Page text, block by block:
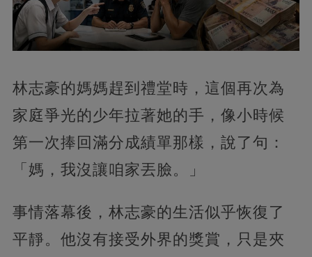
林志豪的媽媽趕到禮堂時，這個再次為
家庭爭光的少年拉著她的手，像小時候
第一次捧回滿分成績單那樣，說了句：
「媽，我沒讓咱家丟臉。」
事情落幕後，林志豪的生活似乎恢復了
平靜。他沒有接受外界的獎賞，只是夾